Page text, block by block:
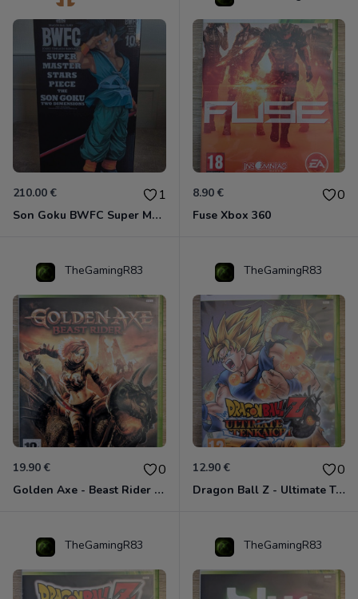
210.00 € 1
Son Goku BWFC Super Master Stars
8.90 € 0
Fuse Xbox 360
TheGamingR83
19.90 € 0
Golden Axe - Beast Rider Xbox 360
TheGamingR83
12.90 € 0
Dragon Ball Z - Ultimate Tenkaichi Xbox 360
TheGamingR83 TheGamingR83